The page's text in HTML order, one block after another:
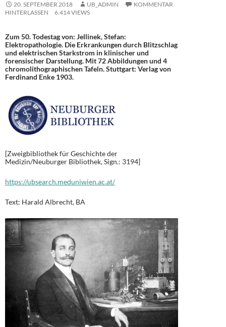
20. SEPTEMBER 2018 UB_ADMIN
KOMMENTAR
HINTERLASSEN
6.414 VIEWS
Zum 50. Todestag von: Jellinek, Stefan:
Elektropathologie. Die Erkrankungen durch Blitzschlag
und elektrischen Starkstrom in klinischer und
forensischer Darstellung. Mit 72 Abbildungen und 4
chromolithographischen Tafeln. Stuttgart: Verlag von
Ferdinand Enke 1903.
[Zweigbibliothek für Geschichte der
Medizin/Neuburger Bibliothek, Sign.: 3194]
https://ubsearch.meduniwien.ac.at/
Text: Harald Albrecht, BA